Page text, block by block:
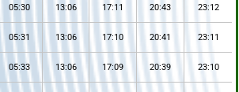
05:30 13:06 17:11 20:43 23:12
05:31 13:06 17:10 20:41 23:11
05:33 13:06 17:09 20:39 23:10